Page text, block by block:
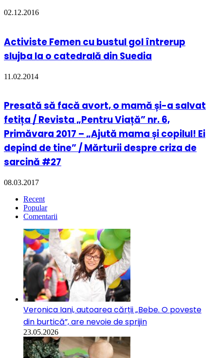
02.12.2016
Activiste Femen cu bustul gol întrerup
slujba la o catedrală din Suedia
11.02.2014
Presată să facă avort, o mamă și-a salvat
fetița / Revista „Pentru Viață” nr. 6,
Primăvara 2017 – „Ajută mama și copilul! Ei
depind de tine” / Mărturii despre criza de
sarcină #27
08.03.2017
Recent
Popular
Comentarii
Veronica Iani, autoarea cărții „Bebe. O poveste
din burtică”, are nevoie de sprijin
23.05.2026